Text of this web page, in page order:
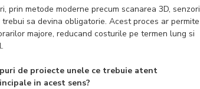
prin metode moderne precum scanarea 3D, senzori
sa devina obligatorie. Acest proces ar permite
majore, reducand costurile pe termen lung si
de proiecte unele ce trebuie atent
in acest sens?